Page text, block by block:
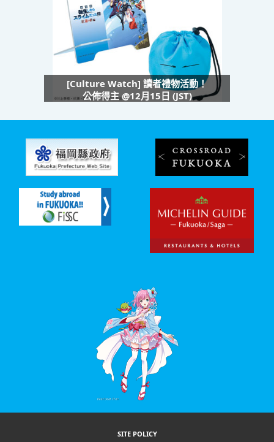
[Culture Watch] 讀者禮物活動！
公佈得主 @12月15日 (JST)
SITE POLICY